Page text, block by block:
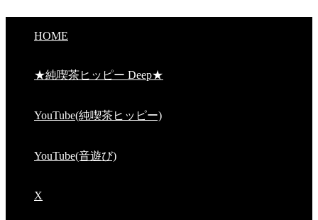
HOME
★純喫茶ヒッピー Deep★
YouTube(純喫茶ヒッピー)
YouTube(音遊び)
X